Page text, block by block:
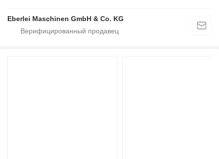
Eberlei Maschinen GmbH & Co. KG